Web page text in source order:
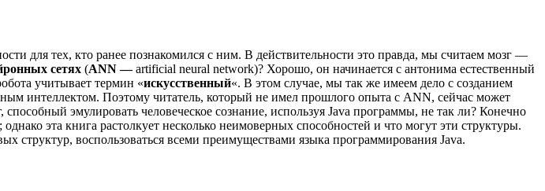
для тех, кто ранее познакомился с ним. В действительности это правда, мы считаем мозг —
сетях (ANN —artificial neural network)? Хорошо, он начинается с антонима естественный
учитывает термин «искусственный«. В этом случае, мы так же имеем дело с созданием
интеллектом. Поэтому читатель, который не имел прошлого опыта с ANN, сейчас может
эмулировать человеческое сознание, используя Java программы, не так ли? Конечно
эта книга растолкует несколько неимоверных способностей и что могут эти структуры.
структур, воспользоваться всеми преимуществами языка программирования Java.